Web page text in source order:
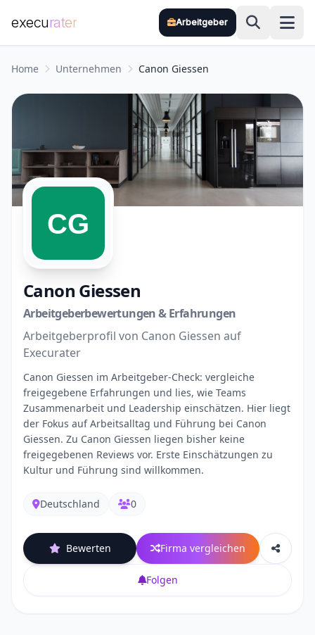
execurater Arbeitgeber
Home Unternehmen Canon Giessen
Canon Giessen
Arbeitgeberbewertungen & Erfahrungen
Arbeitgeberprofil von Canon Giessen auf
Execurater
Canon Giessen im Arbeitgeber-Check: vergleiche
freigegebene Erfahrungen und lies, wie Teams
Zusammenarbeit und Leadership einschätzen. Hier liegt
der Fokus auf Arbeitsalltag und Führung bei Canon
Giessen. Zu Canon Giessen liegen bisher keine
freigegebenen Reviews vor. Erste Einschätzungen zu
Kultur und Führung sind willkommen.
Deutschland 0
Bewerten Firma vergleichen
Folgen